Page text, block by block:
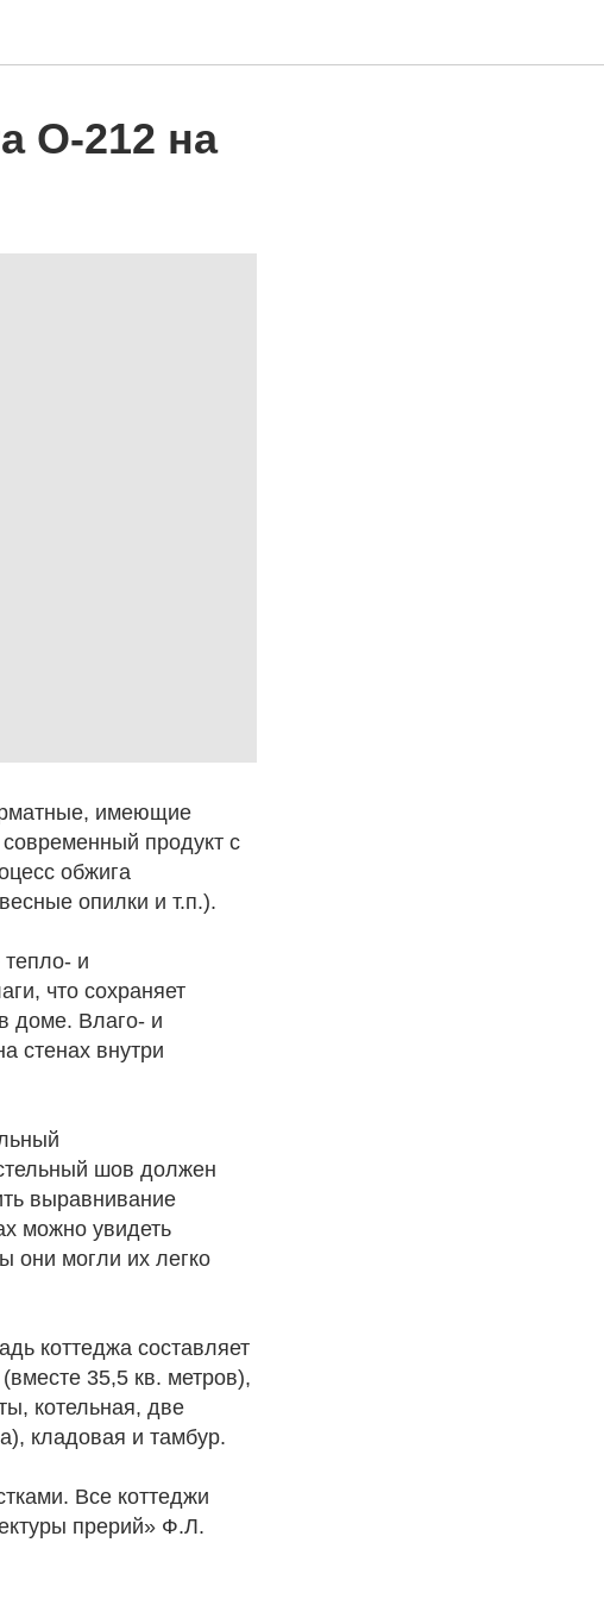
О-212 на
имеющие
продукт с
обжига
опилки и т.п.).
и
что сохраняет
доме. Влаго- и
стенах внутри
шов должен
выравнивание
можно увидеть
они могли их легко
коттеджа составляет
35,5 кв. метров),
котельная, две
кладовая и тамбур.
Все коттеджи
прерий» Ф.Л.